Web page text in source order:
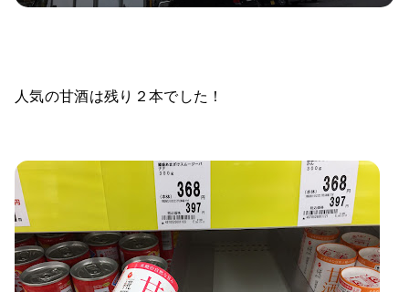
人気の甘酒は残り２本でした！